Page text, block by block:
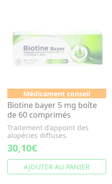
Médicament conseil
Biotine bayer 5 mg boîte
de 60 comprimés
Traitement d'appoint des
alopécies diffuses.
30,10€
AJOUTER AU PANIER